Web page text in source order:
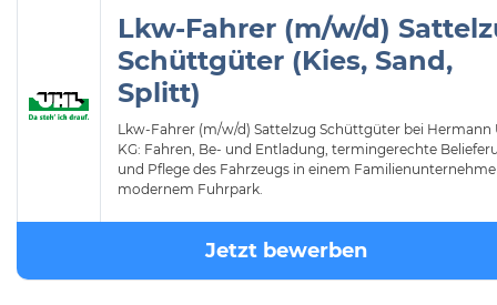
Lkw-Fahrer (m/w/d)
Schüttgüter (Kies, Sand,
Splitt)
Lkw-Fahrer (m/w/d) Sattelzug Schüttgüter bei Hermann
KG: Fahren, Be- und Entladung, termingerechte
und Pflege des Fahrzeugs in einem
modernem Fuhrpark.
Jetzt bewerben